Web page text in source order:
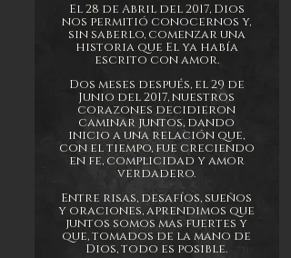
El 28 de Abril del 2017, Dios
nos permitió conocernos y,
sin saberlo, comenzar una
historia que El ya había
escrito con amor.
Dos meses después, el 29 de
Junio del 2017, nuestros
corazones decidieron
caminar juntos, dando
inicio a una relación que,
con el tiempo, fue creciendo
en fe, complicidad y amor
verdadero.
Entre risas, desafíos, sueños
y oraciones, aprendimos que
juntos somos mas fuertes y
que, tomados de la mano de
Dios, todo es posible.